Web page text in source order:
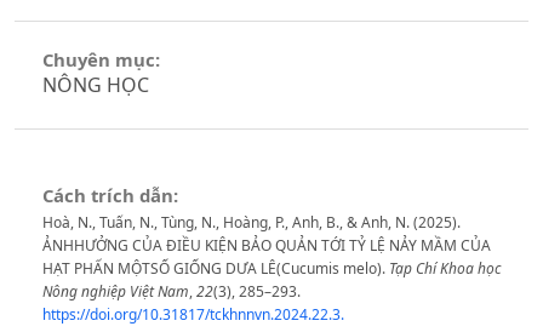
Chuyên mục:
NÔNG HỌC
Cách trích dẫn:
Hoà, N., Tuấn, N., Tùng, N., Hoàng, P., Anh, B., & Anh, N. (2025).
ẢNHHƯỞNG CỦA ĐIỀU KIỆN BẢO QUẢN TỚI TỶ LỆ NẢY MẦM CỦA
HẠT PHẤN MỘTSỐ GIỐNG DƯA LÊ(Cucumis melo). Tạp Chí Khoa học
Nông nghiệp Việt Nam,22(3), 285–293.
https://doi.org/10.31817/tckhnnvn.2024.22.3.